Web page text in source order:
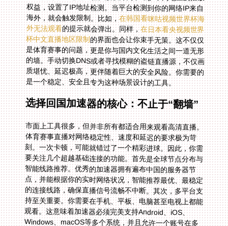
海外，就会触发限制。比如，在韩国看咪咕视频世界杯海
外无法观看的提示就会弹出。同样，在日本看央视频世界
杯中文直播地区限制的界面也会让你束手无策。这不仅仅
是体育赛事的问题，更是你与国内文化生活之间一道无形
的墙。手动切换DNS或者寻找模糊的盗链直播源，不仅画
质堪忧、延迟极高，更伴随着巨大的安全风险。你需要的
是一个稳定、安全且专为这种场景设计的工具。
选择回国加速器的核心：不止于“翻墙”
市面上工具很多，但并非所有都适合用来观看高清直播。
体育赛事直播对网络稳定性、速度和延迟的要求极为苛
刻。一次卡顿，可能就错过了一个精彩进球。因此，你需
要关注几个超越基础连接的功能。首先是全球节点分布与
智能线路推荐。优秀的加速器拥有遍布中国的服务器节
点，并能根据你的实时网络状况，智能推荐最优、最稳定
的连接线路，确保直播信号流畅不中断。其次，多平台支
持至关重要。你需要在手机、平板、电脑甚至电视上都能
观看。这意味着加速器必须完美支持Android、iOS、
Windows、macOS等多个系统，并且允许一个账号在多
个设备上同时使用，让你在客厅电视和移动设备间无缝切